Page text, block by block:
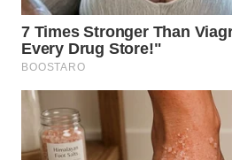
WN
KALSEL
KALTIM